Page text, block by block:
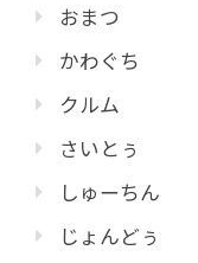
おまつ
かわぐち
クルム
さいとぅ
しゅーちん
じょんどぅ